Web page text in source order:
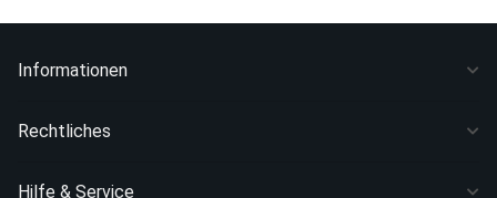
Informationen
Rechtliches
Hilfe & Service